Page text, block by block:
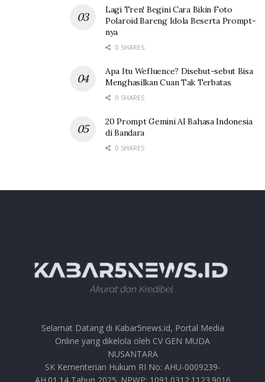
Lagi Tren! Begini Cara Bikin Foto
Polaroid Bareng Idola Beserta Prompt-
nya
0 SHARES
Apa Itu Wefluence? Disebut-sebut Bisa
Menghasilkan Cuan Tak Terbatas
0 SHARES
20 Prompt Gemini AI Bahasa Indonesia
di Bandara
0 SHARES
Selamat Datang di Kabar5news.id, Portal Media
Online yang dikelola oleh CV GEN MUDA
NUSANTARA
SK Kementerian Hukum RI No: AHU-0009239-